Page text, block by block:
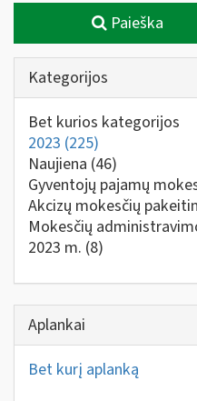
Paieška
Kategorijos
Bet kurios kategorijos
2023 (225)
Naujiena (46)
Gyventojų pajamų
Akcizų mokesčių
Mokesčių
2023 m. (8)
Aplankai
Bet kurį aplanką